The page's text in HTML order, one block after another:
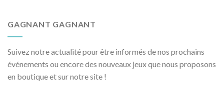
GAGNANT GAGNANT
Suivez notre actualité pour être informés de nos prochains
événements ou encore des nouveaux jeux que nous proposons
en boutique et sur notre site !